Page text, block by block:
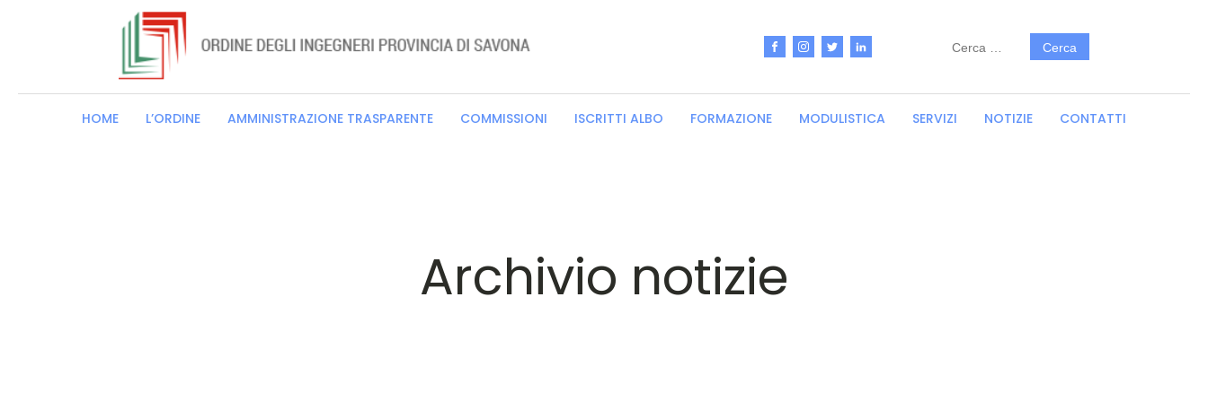
per:
HOME L’ORDINE AMMINISTRAZIONE TRASPARENTE COMMISSIONI ISCRITTI ALBO FORMAZIONE MODULISTICA SERVIZI NOTIZIE CONTATTI
Archivio notizie